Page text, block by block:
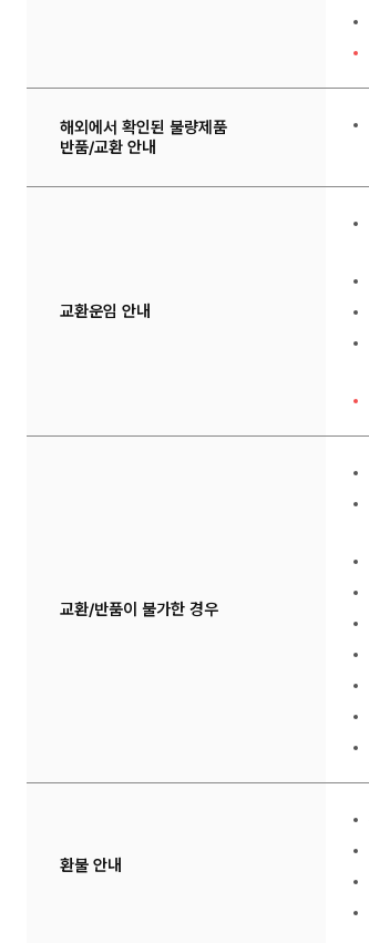
해외에서 확인된 불량제품
반품/교환 안내
교환운임 안내
교환/반품이 불가한 경우
환불 안내